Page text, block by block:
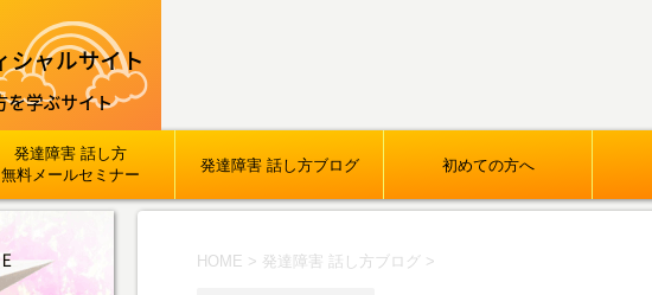
発達障害 話し方
無料メールセミナー
発達障害 話し方ブログ 初めての方へ
HOME > 発達障害 話し方ブログ >